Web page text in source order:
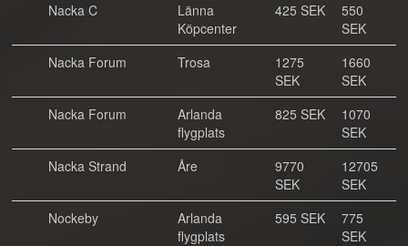
Nacka C
Länna
Köpcenter
425 SEK
550
SEK
Nacka Forum
Trosa
1275
SEK
1660
SEK
Nacka Forum
Arlanda
flygplats
825 SEK
1070
SEK
Nacka Strand
Åre
9770
SEK
12705
SEK
Nockeby
Arlanda
flygplats
595 SEK
775
SEK